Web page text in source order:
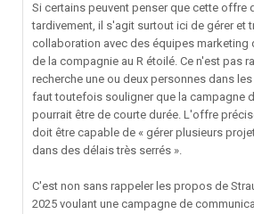
Si certains peuvent penser que cette offre
tardivement, il s'agit surtout ici de gérer et
collaboration avec des équipes marketing
de la compagnie au R étoilé. Ce n'est pas
recherche une ou deux personnes dans les
faut toutefois souligner que la campagne
pourrait être de courte durée. L'offre
doit être capable de « gérer plusieurs
dans des délais très serrés ».
C'est non sans rappeler les propos de
2025 voulant une campagne de